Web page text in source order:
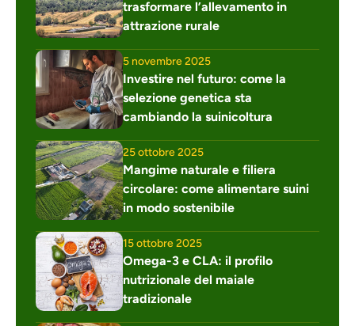
trasformare l’allevamento in
attrazione rurale
5 novembre 2025
Investire nel futuro: come la
selezione genetica sta
cambiando la suinicoltura
25 ottobre 2025
Mangime naturale e filiera
circolare: come alimentare suini
in modo sostenibile
15 ottobre 2025
Omega-3 e CLA: il profilo
nutrizionale del maiale
tradizionale